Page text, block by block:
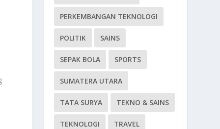
PERKEMBANGAN TEKNOLOGI
POLITIK SAINS
SEPAK BOLA SPORTS
SUMATERA UTARA
TATA SURYA TEKNO & SAINS
TEKNOLOGI TRAVEL